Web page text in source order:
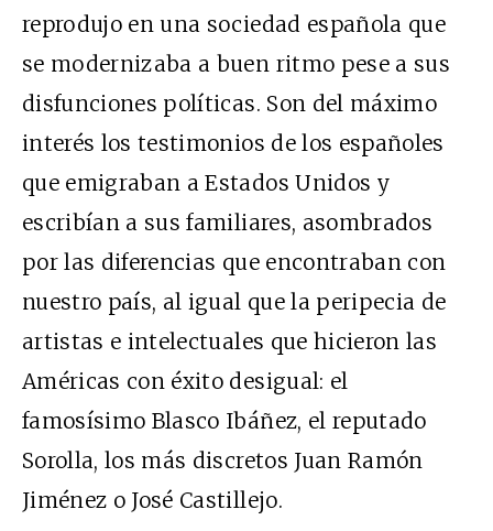
reprodujo en una sociedad española que
se modernizaba a buen ritmo pese a sus
disfunciones políticas. Son del máximo
interés los testimonios de los españoles
que emigraban a Estados Unidos y
escribían a sus familiares, asombrados
por las diferencias que encontraban con
nuestro país, al igual que la peripecia de
artistas e intelectuales que hicieron las
Américas con éxito desigual: el
famosísimo Blasco Ibáñez, el reputado
Sorolla, los más discretos Juan Ramón
Jiménez o José Castillejo.